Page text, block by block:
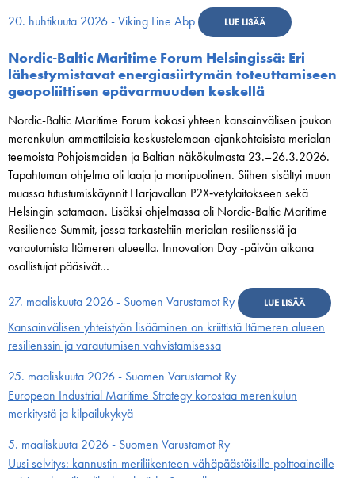
20. huhtikuuta 2026 - Viking Line Abp LUE LISÄÄ
Nordic-Baltic Maritime Forum Helsingissä: Eri
lähestymistavat energiasiirtymän toteuttamiseen
geopoliittisen epävarmuuden keskellä
Nordic-Baltic Maritime Forum kokosi yhteen kansainvälisen joukon
merenkulun ammattilaisia keskustelemaan ajankohtaisista merialan
teemoista Pohjoismaiden ja Baltian näkökulmasta 23.–26.3.2026.
Tapahtuman ohjelma oli laaja ja monipuolinen. Siihen sisältyi muun
muassa tutustumiskäynnit Harjavallan P2X‑vetylaitokseen sekä
Helsingin satamaan. Lisäksi ohjelmassa oli Nordic-Baltic Maritime
Resilience Summit, jossa tarkasteltiin merialan resilienssiä ja
varautumista Itämeren alueella. Innovation Day -päivän aikana
osallistujat pääsivät…
27. maaliskuuta 2026 - Suomen Varustamot Ry LUE LISÄÄ
Kansainvälisen yhteistyön lisääminen on kriittistä Itämeren alueen
resilienssin ja varautumisen vahvistamisessa
25. maaliskuuta 2026 - Suomen Varustamot Ry
European Industrial Maritime Strategy korostaa merenkulun
merkitystä ja kilpailukykyä
5. maaliskuuta 2026 - Suomen Varustamot Ry
Uusi selvitys: kannustin meriliikenteen vähäpäästöisille polttoaineille